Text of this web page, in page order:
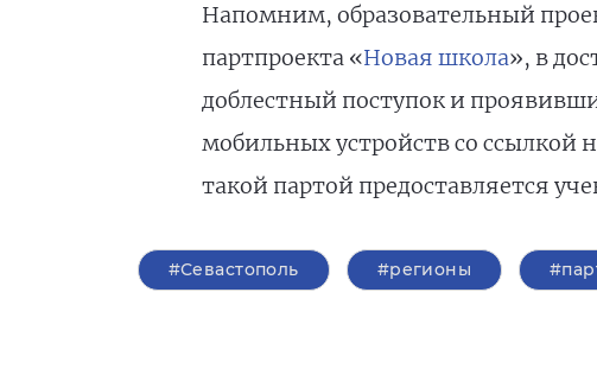
Напомним, образовательный
партпроекта «Новая школа», в
доблестный поступок и
мобильных устройств со ссылкой
такой партой предоставляется
#Севастополь #регионы